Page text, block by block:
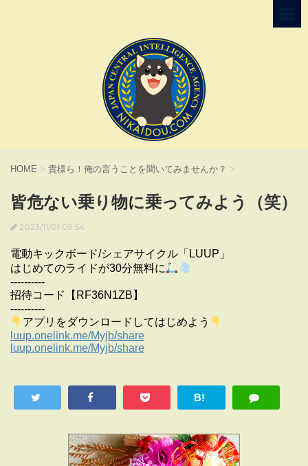
HOME > 貴様ら！俺の言うことを聞いてみませんか？ >
皆危ない乗り物に乗ってみよう（笑）
2023/11/01 09:54
電動キックボード/シェアサイクル「LUUP」
はじめてのライドが30分無料に
----------
招待コード【RF36N1ZB】
----------
アプリをダウンロードしてはじめよう
luup.onelink.me/Myjb/share
luup.onelink.me/Myjb/share
B!